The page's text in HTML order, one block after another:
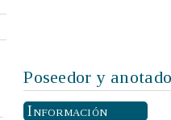
Poseedor y
Información